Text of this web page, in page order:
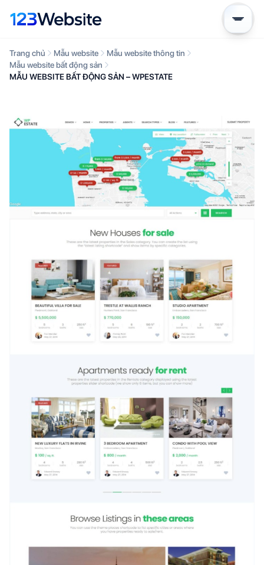
Trang chủ Mẫu website
Mẫu website thông tin
Mẫu website bất động sản
MẪU WEBSITE BẤT ĐỘNG SẢN – WPESTATE